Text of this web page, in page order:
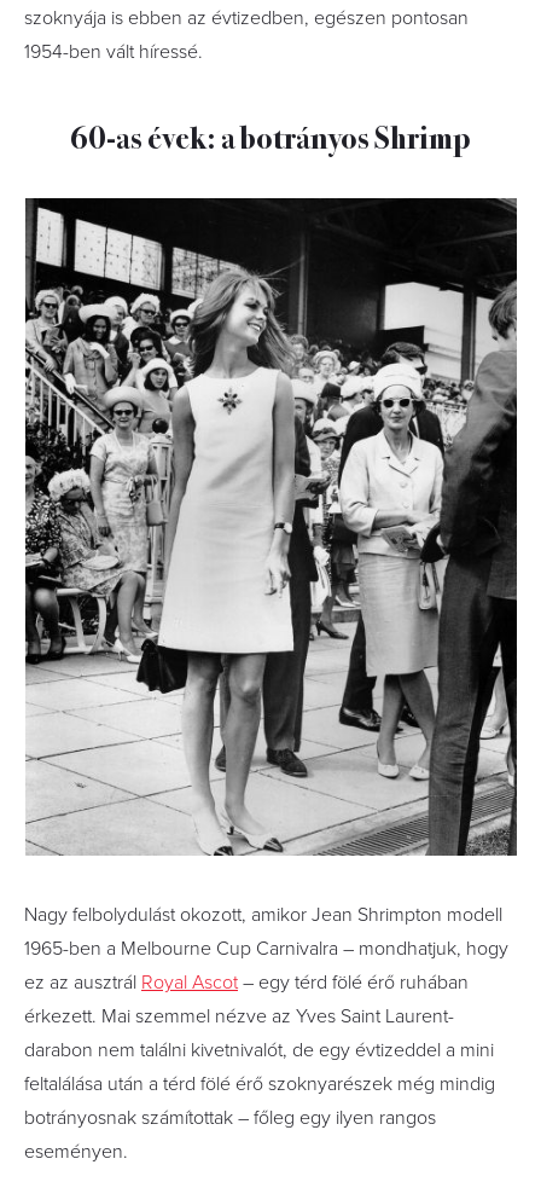
szoknyája is ebben az évtizedben, egészen pontosan
1954-ben vált híressé.
60-as évek: a botrányos Shrimp
Nagy felbolydulást okozott, amikor Jean Shrimpton modell
1965-ben a Melbourne Cup Carnivalra – mondhatjuk, hogy
ez az ausztrál Royal Ascot– egy térd fölé érő ruhában
érkezett. Mai szemmel nézve az Yves Saint Laurent-
darabon nem találni kivetnivalót, de egy évtizeddel a mini
feltalálása után a térd fölé érő szoknyarészek még mindig
botrányosnak számítottak – főleg egy ilyen rangos
eseményen.